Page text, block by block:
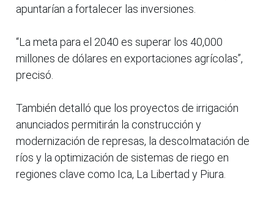
apuntarían a fortalecer las inversiones.
“La meta para el 2040 es superar los 40,000
millones de dólares en exportaciones agrícolas”,
precisó.
También detalló que los proyectos de irrigación
anunciados permitirán la construcción y
modernización de represas, la descolmatación de
ríos y la optimización de sistemas de riego en
regiones clave como Ica, La Libertad y Piura.